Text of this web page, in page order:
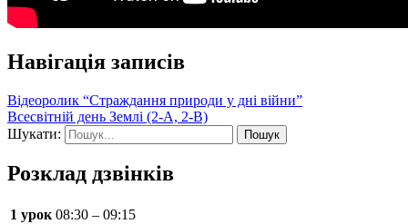
Навігація записів
Відеоролик “Страждання природи у дні війни”
Всесвітній день Землі (2-А, 2-В)
Шукати:
Розклад дзвінків
1 урок 08:30 – 09:15